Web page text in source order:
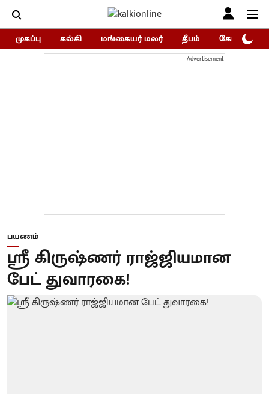
முகப்பு கல்கி மங்கையர் மலர் தீபம் கோகுலம்/
Advertisement
பயணம்
ஸ்ரீ கிருஷ்ணர் ராஜ்ஜியமான
பேட் துவாரகை!